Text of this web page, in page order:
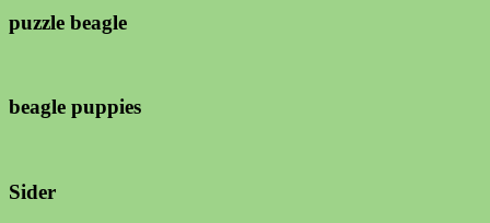
puzzle beagle
beagle puppies
Sider